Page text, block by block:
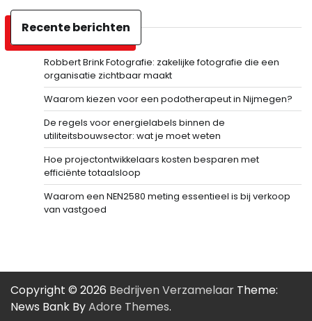
Recente berichten
Robbert Brink Fotografie: zakelijke fotografie die een
organisatie zichtbaar maakt
Waarom kiezen voor een podotherapeut in Nijmegen?
De regels voor energielabels binnen de
utiliteitsbouwsector: wat je moet weten
Hoe projectontwikkelaars kosten besparen met
efficiënte totaalsloop
Waarom een NEN2580 meting essentieel is bij verkoop
van vastgoed
Copyright © 2026 Bedrijven Verzamelaar Theme:
News Bank ByAdore Themes.